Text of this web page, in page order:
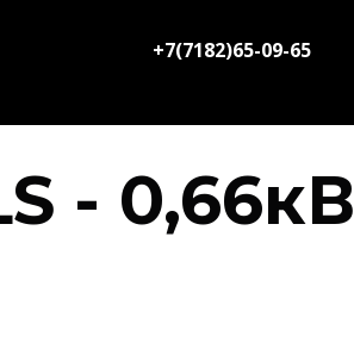
+7(7182)65-09-65
- 0,66кВ